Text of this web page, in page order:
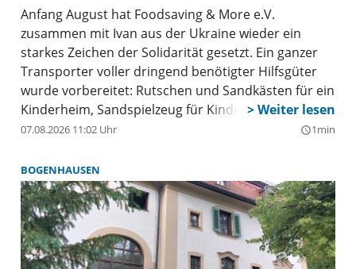
Anfang August hat Foodsaving & More e.V.
zusammen mit Ivan aus der Ukraine wieder ein
starkes Zeichen der Solidarität gesetzt. Ein ganzer
Transporter voller dringend benötigter Hilfsgüter
wurde vorbereitet: Rutschen und Sandkästen für ein
Kinderheim, Sandspielzeug für Kindergärten,
Geschirr für Reha-Einrichtungen, Ladegeräte für
abgeholt – und bereits am nächsten Tag waren die
Hilfsgüter auf dem Weg in die Ukraine.
07.08.2026 11:02 Uhr query_builder1min
BOGENHAUSEN